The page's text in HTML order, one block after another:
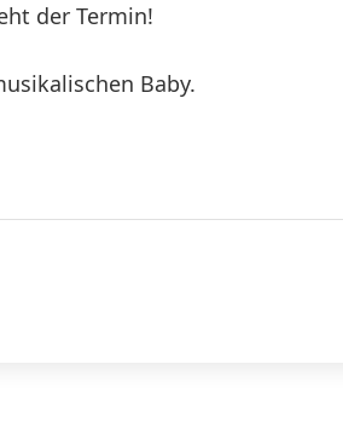
der Termin!
Baby.